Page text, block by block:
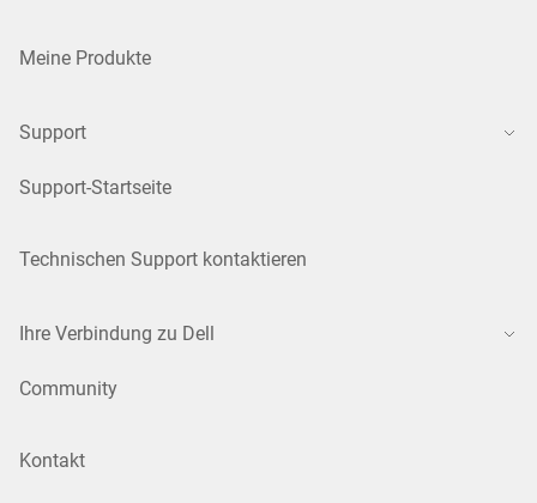
Meine Produkte
Support
Support-Startseite
Technischen Support kontaktieren
Ihre Verbindung zu Dell
Community
Kontakt